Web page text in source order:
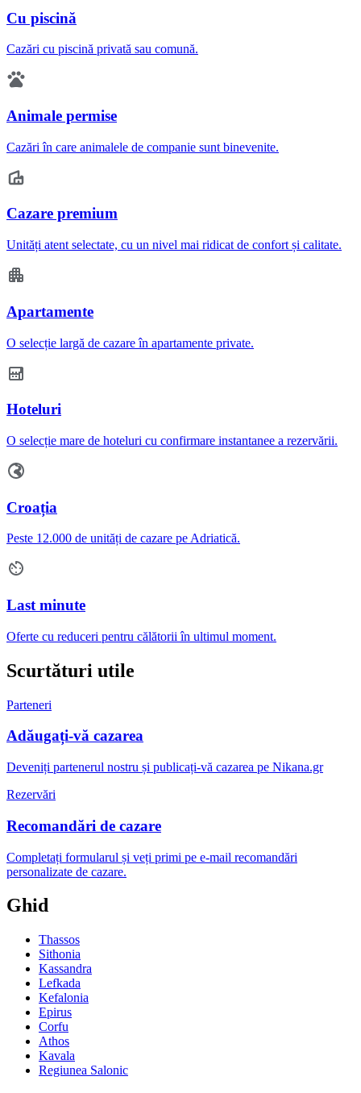
Cu piscină
Cazări cu piscină privată sau comună.
Animale permise
Cazări în care animalele de companie sunt binevenite.
Cazare premium
Unități atent selectate, cu un nivel mai ridicat de confort și calitate.
Apartamente
O selecție largă de cazare în apartamente private.
Hoteluri
O selecție mare de hoteluri cu confirmare instantanee a rezervării.
Croația
Peste 12.000 de unități de cazare pe Adriatică.
Last minute
Oferte cu reduceri pentru călătorii în ultimul moment.
Scurtături utile
Parteneri
Adăugați-vă cazarea
Deveniți partenerul nostru și publicați-vă cazarea pe Nikana.gr
Rezervări
Recomandări de cazare
Completați formularul și veți primi pe e-mail recomandări
personalizate de cazare.
Ghid
Thassos
Sithonia
Kassandra
Lefkada
Kefalonia
Epirus
Corfu
Athos
Kavala
Regiunea Salonic